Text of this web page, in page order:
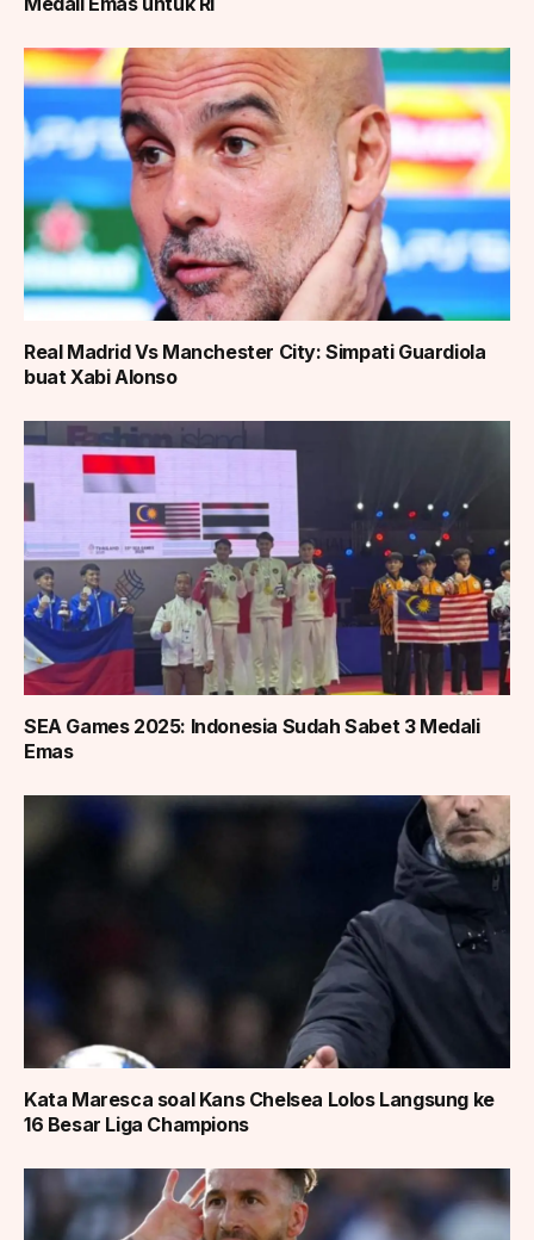
Real Madrid Vs Manchester City: Simpati Guardiola
buat Xabi Alonso
SEA Games 2025: Indonesia Sudah Sabet 3 Medali
Emas
Kata Maresca soal Kans Chelsea Lolos Langsung ke
16 Besar Liga Champions